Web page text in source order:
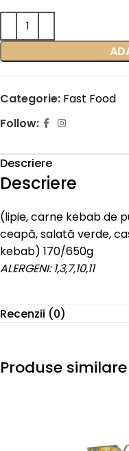
Categorie: Fast Food
Follow:
Descriere
Descriere
(lipie, carne kebab de
ceapă, salată verde,
kebab) 170/650g
ALERGENI: 1,3,7,10,11
Recenzii (0)
Produse similare